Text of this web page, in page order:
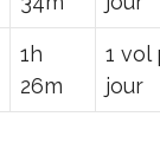
1h
26m
1 vol
jour